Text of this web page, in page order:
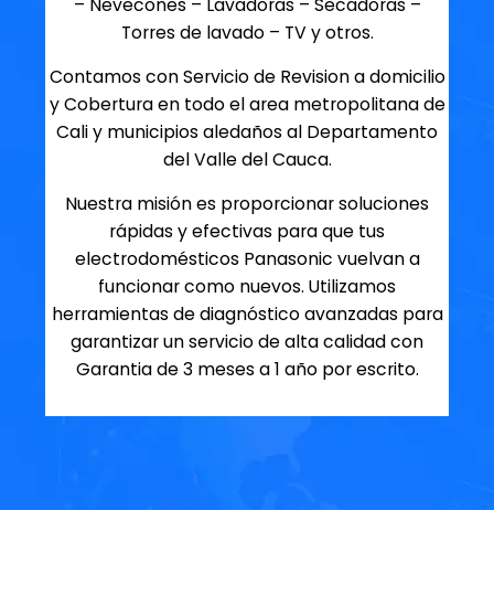
Torres de lavado – TV y otros.
Contamos con Servicio de Revision a domicilio
y Cobertura en todo el area metropolitana de
Cali y municipios aledaños al Departamento
del Valle del Cauca.
Nuestra misión es proporcionar soluciones
rápidas y efectivas para que tus
electrodomésticos Panasonic vuelvan a
funcionar como nuevos. Utilizamos
herramientas de diagnóstico avanzadas para
garantizar un servicio de alta calidad con
Garantia de 3 meses a 1 año por escrito.